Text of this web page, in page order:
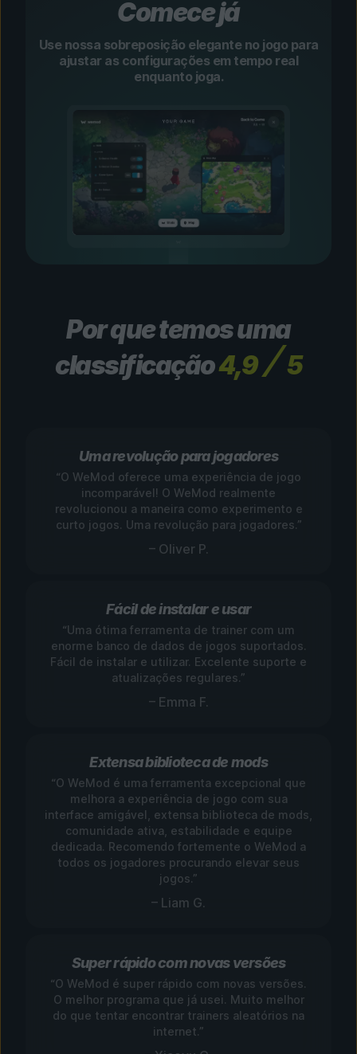
Comece já
Use nossa sobreposição elegante no jogo para
ajustar as configurações em tempo real
enquanto joga.
Por que temos uma
classificação4,9 5
Uma revolução para jogadores
“O WeMod oferece uma experiência de jogo
incomparável! O WeMod realmente
revolucionou a maneira como experimento e
curto jogos. Uma revolução para jogadores.”
– Oliver P.
Fácil de instalar e usar
“Uma ótima ferramenta de trainer com um
enorme banco de dados de jogos suportados.
Fácil de instalar e utilizar. Excelente suporte e
atualizações regulares.”
– Emma F.
Extensa biblioteca de mods
“O WeMod é uma ferramenta excepcional que
melhora a experiência de jogo com sua
interface amigável, extensa biblioteca de mods,
comunidade ativa, estabilidade e equipe
dedicada. Recomendo fortemente o WeMod a
todos os jogadores procurando elevar seus
jogos.”
– Liam G.
Super rápido com novas versões
“O WeMod é super rápido com novas versões.
O melhor programa que já usei. Muito melhor
do que tentar encontrar trainers aleatórios na
internet.”